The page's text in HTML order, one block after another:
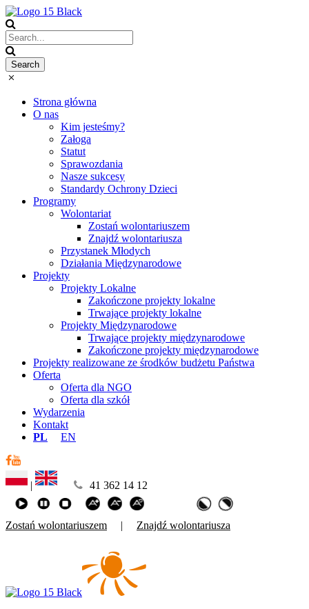
Strona główna
O nas
Kim jesteśmy?
Załoga
Statut
Sprawozdania
Nasze sukcesy
Standardy Ochrony Dzieci
Programy
Wolontariat
Zostań wolontariuszem
Znajdź wolontariusza
Przystanek Młodych
Działania Międzynarodowe
Projekty
Projekty Lokalne
Zakończone projekty lokalne
Trwające projekty lokalne
Projekty Międzynarodowe
Trwające projekty międzynarodowe
Zakończone projekty międzynarodowe
Projekty realizowane ze środków budżetu Państwa
Oferta
Oferta dla NGO
Oferta dla szkół
Wydarzenia
Kontakt
PL
EN
| 41 362 14 12
Zostań wolontariuszem | Znajdź wolontariusza